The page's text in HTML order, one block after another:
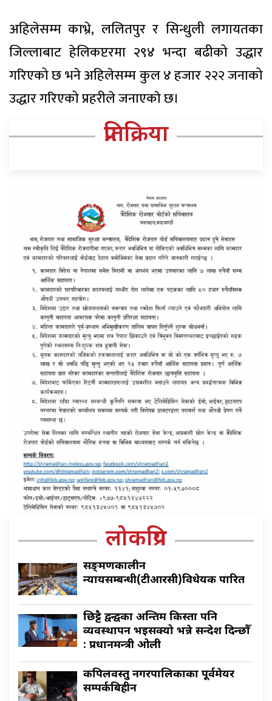
अहिलेसम्म काभ्रे, ललितपुर र सिन्धुली लगायतका
जिल्लाबाट हेलिकप्टरमा २९४ भन्दा बढीको उद्धार
गरिएको छ भने अहिलेसम्म कुल ४ हजार २२२ जनाको
उद्धार गरिएको प्रहरीले जनाएकाे छ।
प्रतिक्रिया
लोकप्रिय
सङ्क्रमणकालीन
न्यायसम्बन्धी(टीआरसी)विधेयक पारित
छिट्टै द्वन्द्वका अन्तिम किस्ता पनि
व्यवस्थापन भइसक्यो भन्ने सन्देश दिन्छौँ
: प्रधानमन्त्री ओली
कपिलवस्तु नगरपालिकाका पूर्वमेयर
सम्पर्कबिहीन